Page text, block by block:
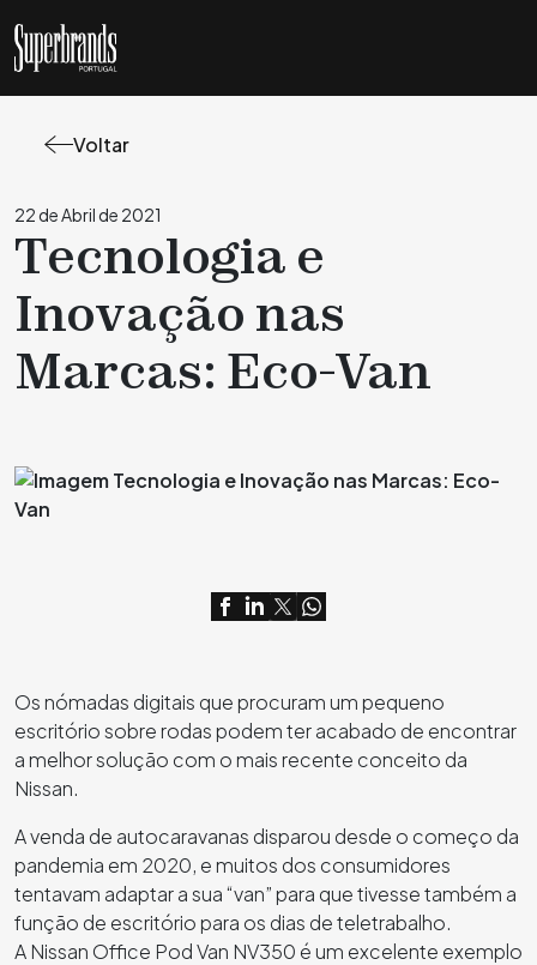
Voltar
22 de Abril de 2021
Tecnologia e
Inovação nas
Marcas: Eco-Van
Os nómadas digitais que procuram um pequeno
escritório sobre rodas podem ter acabado de encontrar
a melhor solução com o mais recente conceito da
Nissan.
A venda de autocaravanas disparou desde o começo da
pandemia em 2020, e muitos dos consumidores
tentavam adaptar a sua “van” para que tivesse também a
função de escritório para os dias de teletrabalho.
A Nissan Office Pod Van NV350 é um excelente exemplo